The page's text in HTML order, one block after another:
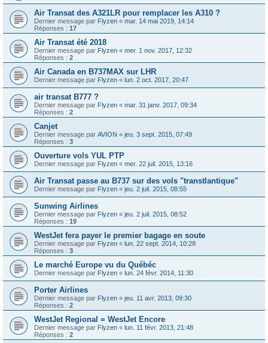
Air Transat des A321LR pour remplacer les A310 ?
Dernier message par Flyzen « mar. 14 mai 2019, 14:14
Réponses : 17
Air Transat été 2018
Dernier message par Flyzen « mer. 1 nov. 2017, 12:32
Réponses : 2
Air Canada en B737MAX sur LHR
Dernier message par Flyzen « lun. 2 oct. 2017, 20:47
air transat B777 ?
Dernier message par Flyzen « mar. 31 janv. 2017, 09:34
Réponses : 2
Canjet
Dernier message par AVION « jeu. 3 sept. 2015, 07:49
Réponses : 3
Ouverture vols YUL PTP
Dernier message par Flyzen « mer. 22 juil. 2015, 13:16
Air Transat passe au B737 sur des vols "transtlantique"
Dernier message par Flyzen « jeu. 2 juil. 2015, 08:55
Sunwing Airlines
Dernier message par Flyzen « jeu. 2 juil. 2015, 08:52
Réponses : 19
WestJet fera payer le premier bagage en soute
Dernier message par Flyzen « lun. 22 sept. 2014, 10:28
Réponses : 3
Le marché Europe vu du Québéc
Dernier message par Flyzen « lun. 24 févr. 2014, 11:30
Porter Airlines
Dernier message par Flyzen « jeu. 11 avr. 2013, 09:30
Réponses : 2
WestJet Regional = WestJet Encore
Dernier message par Flyzen « lun. 11 févr. 2013, 21:48
Réponses : 2